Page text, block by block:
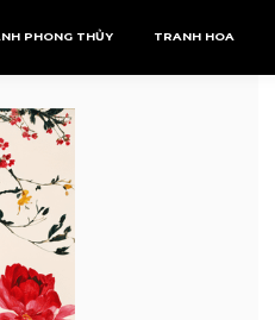
PHONG THỦY
Kim
Mộc
Mệnh Thủy
Thổ
Hỏa
TRANH HOA